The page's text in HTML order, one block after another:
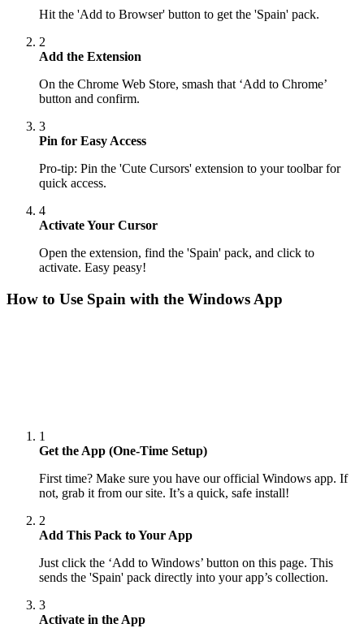
Hit the 'Add to Browser' button to get the 'Spain' pack.
2
Add the Extension
On the Chrome Web Store, smash that ‘Add to Chrome’
button and confirm.
3
Pin for Easy Access
Pro-tip: Pin the 'Cute Cursors' extension to your toolbar for
quick access.
4
Activate Your Cursor
Open the extension, find the 'Spain' pack, and click to
activate. Easy peasy!
How to Use Spain with the Windows App
1
Get the App (One-Time Setup)
First time? Make sure you have our official Windows app. If
not, grab it from our site. It’s a quick, safe install!
2
Add This Pack to Your App
Just click the ‘Add to Windows’ button on this page. This
sends the 'Spain' pack directly into your app’s collection.
3
Activate in the App